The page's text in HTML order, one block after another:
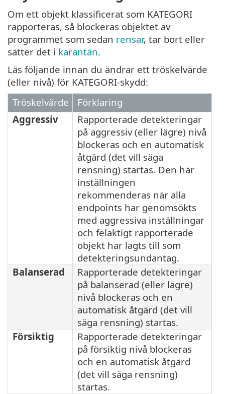
Om ett objekt klassificerat som KATEGORI
rapporteras, så blockeras objektet av
programmet som sedan rensar, tar bort eller
sätter det i karantän.
Läs följande innan du ändrar ett tröskelvärde
(eller nivå) för KATEGORI-skydd:
Tröskelvärde
Förklaring
Aggressiv
Rapporterade detekteringar
på aggressiv (eller lägre) nivå
blockeras och en automatisk
åtgärd (det vill säga
rensning) startas. Den här
inställningen
rekommenderas när alla
endpoints har genomsökts
med aggressiva inställningar
och felaktigt rapporterade
objekt har lagts till som
detekteringsundantag.
Balanserad
Rapporterade detekteringar
på balanserad (eller lägre)
nivå blockeras och en
automatisk åtgärd (det vill
säga rensning) startas.
Försiktig
Rapporterade detekteringar
på försiktig nivå blockeras
och en automatisk åtgärd
(det vill säga rensning)
startas.